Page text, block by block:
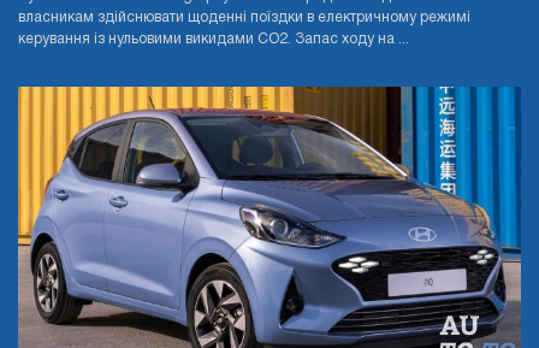
власникам здійснювати щоденні поїздки в електричному режимі
керування із нульовими викидами CO2. Запас ходу на ...